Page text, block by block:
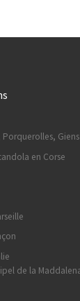
Porquerolles, Giens
en Corse
de la